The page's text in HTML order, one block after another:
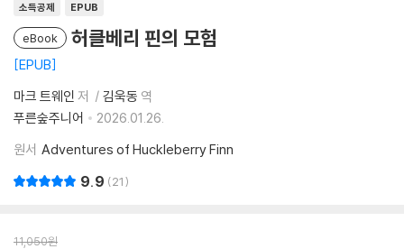
소득공제 EPUB
eBook 허클베리 핀의 모험
EPUB
마크 트웨인 저 김욱동 역
푸른숲주니어
2026.01.26.
원서 Adventures of Huckleberry Finn
9.9 21
11,050원